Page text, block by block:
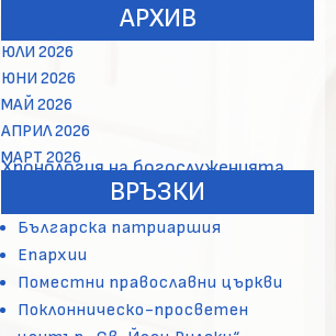
АРХИВ
ЮЛИ 2026
ЮНИ 2026
МАЙ 2026
АПРИЛ 2026
МАРТ 2026
Хронология на богослуженията
ВРЪЗКИ
Българска патриаршия
Епархии
Поместни православни църкви
Поклонническо-просветен